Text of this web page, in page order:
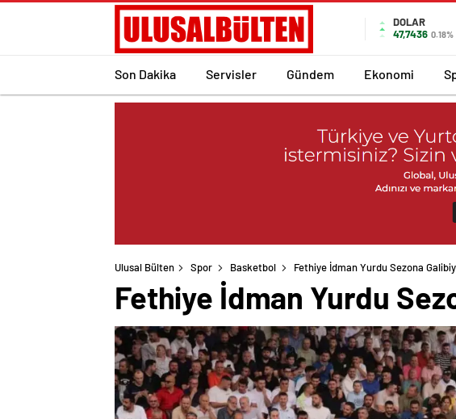
DOLAR
47,7436 0.18%
Son Dakika Servisler Gündem Ekonomi
Ulusal Bülten Spor Basketbol Fethiye İdman Yurdu Sezona
Fethiye İdman Yurdu